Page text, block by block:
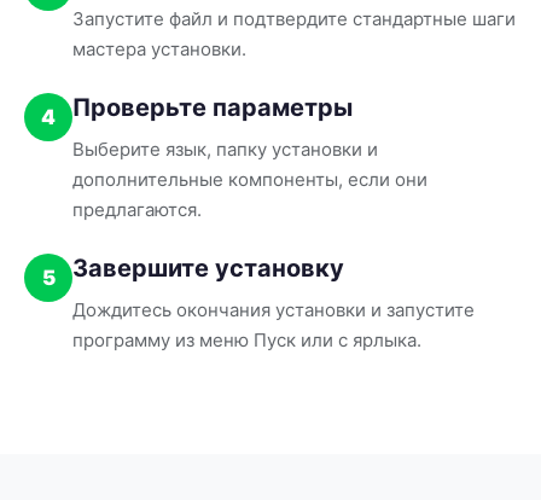
Запустите файл и подтвердите стандартные шаги
мастера установки.
4 Проверьте параметры
Выберите язык, папку установки и
дополнительные компоненты, если они
предлагаются.
5 Завершите установку
Дождитесь окончания установки и запустите
программу из меню Пуск или с ярлыка.